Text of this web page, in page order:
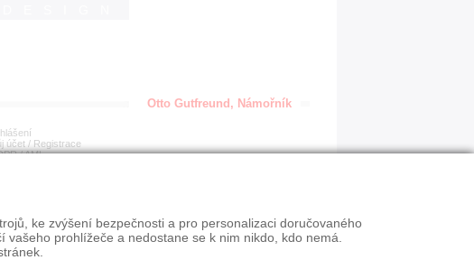
účet / Registrace
/AML
Otto Gutfreund, Námořník
ke zvýšení bezpečnosti a pro personalizaci doručovaného
prohlížeče a nedostane se k nim nikdo, kdo nemá.